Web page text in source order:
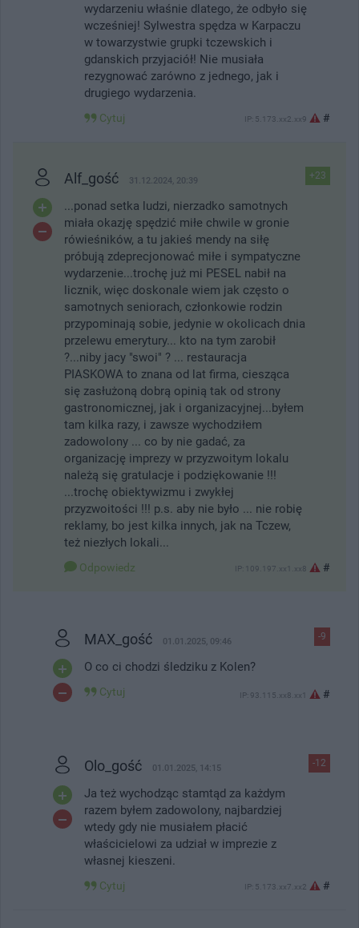
wydarzeniu właśnie dlatego, że odbyło się
wcześniej! Sylwestra spędza w Karpaczu
w towarzystwie grupki tczewskich i
gdanskich przyjaciół! Nie musiała
rezygnować zarówno z jednego, jak i
drugiego wydarzenia.
Cytuj IP: 5.173.xx2.xx9 #
+23
Alf_gość 31.12.2024, 20:39
...ponad setka ludzi, nierzadko samotnych
miała okazję spędzić miłe chwile w gronie
rówieśników, a tu jakieś mendy na siłę
próbują zdeprecjonować miłe i sympatyczne
wydarzenie...trochę już mi PESEL nabił na
licznik, więc doskonale wiem jak często o
samotnych seniorach, członkowie rodzin
przypominają sobie, jedynie w okolicach dnia
przelewu emerytury... kto na tym zarobił
?...niby jacy "swoi" ? ... restauracja
PIASKOWA to znana od lat firma, ciesząca
się zasłużoną dobrą opinią tak od strony
gastronomicznej, jak i organizacyjnej...byłem
tam kilka razy, i zawsze wychodziłem
zadowolony ... co by nie gadać, za
organizację imprezy w przyzwoitym lokalu
należą się gratulacje i podziękowanie !!!
...trochę obiektywizmu i zwykłej
przyzwoitości !!! p.s. aby nie było ... nie robię
reklamy, bo jest kilka innych, jak na Tczew,
też niezłych lokali...
Odpowiedz IP: 109.197.xx1.xx8 #
-9
MAX_gość 01.01.2025, 09:46
O co ci chodzi śledziku z Kolen?
Cytuj IP: 93.115.xx8.xx1 #
-12
Olo_gość 01.01.2025, 14:15
Ja też wychodząc stamtąd za każdym
razem byłem zadowolony, najbardziej
wtedy gdy nie musiałem płacić
właścicielowi za udział w imprezie z
własnej kieszeni.
Cytuj IP: 5.173.xx7.xx2 #